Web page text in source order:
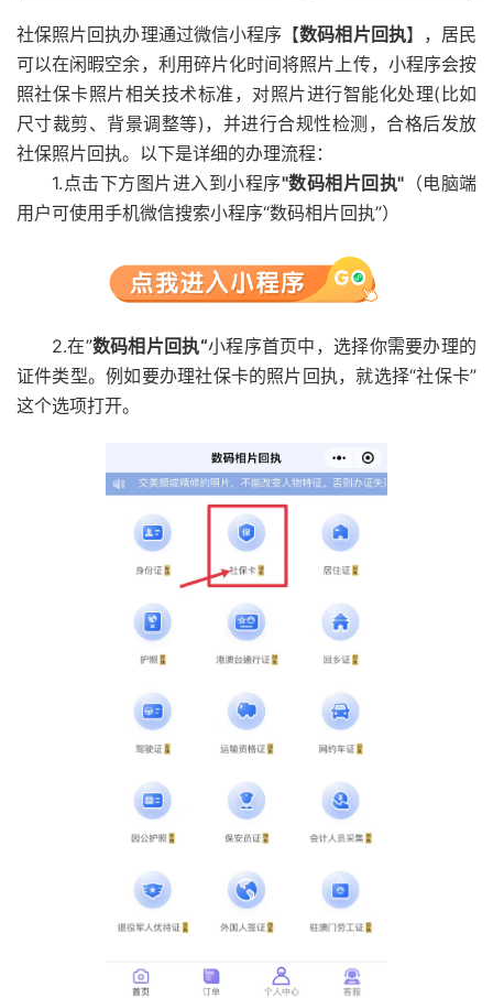
社保照片回执办理通过微信小程序【数码相片回执】，居民
可以在闲暇空余，利用碎片化时间将照片上传，小程序会按
照社保卡照片相关技术标准，对照片进行智能化处理(比如
尺寸裁剪、背景调整等)，并进行合规性检测，合格后发放
社保照片回执。以下是详细的办理流程：
1.点击下方图片进入到小程序"数码相片回执" （电脑端
用户可使用手机微信搜索小程序“数码相片回执”）
2.在”数码相片回执“小程序首页中，选择你需要办理的
证件类型。例如要办理社保卡的照片回执，就选择“社保卡”
这个选项打开。